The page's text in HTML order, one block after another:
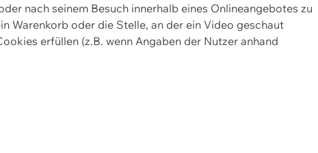
nach seinem Besuch innerhalb eines Onlineangebotes zu
Warenkorb oder die Stelle, an der ein Video geschaut
erfüllen (z.B. wenn Angaben der Nutzer anhand